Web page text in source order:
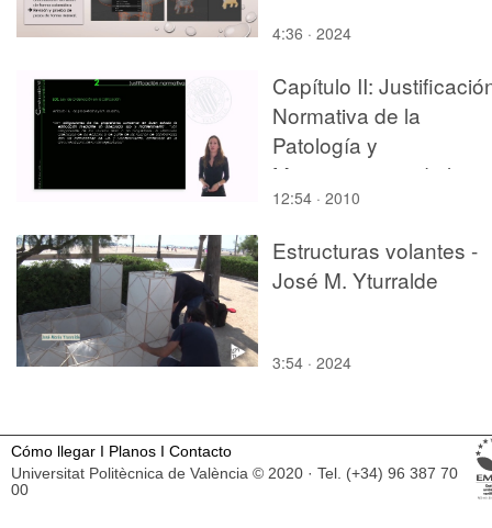
4:36 · 2024
Capítulo II:
Normativa de la
Patología y
Mantenimiento de los
edificios
12:54 · 2010
Estructuras volantes -
José M. Yturralde
3:54 · 2024
Cómo llegar I Planos I Contacto
Universitat Politècnica de València © 2020 · Tel. (+34) 96 387 70
00